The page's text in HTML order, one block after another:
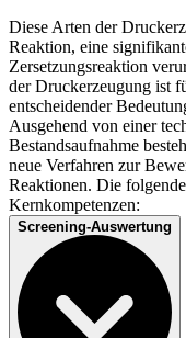
Diese Arten der
Reaktion, eine
Zersetzungsreaktion
der Druckerzeugung ist
entscheidender
Ausgehend von einer
Bestandsaufnahme
neue Verfahren zur
Reaktionen. Die
Kernkompetenzen:
Screening-Auswertung